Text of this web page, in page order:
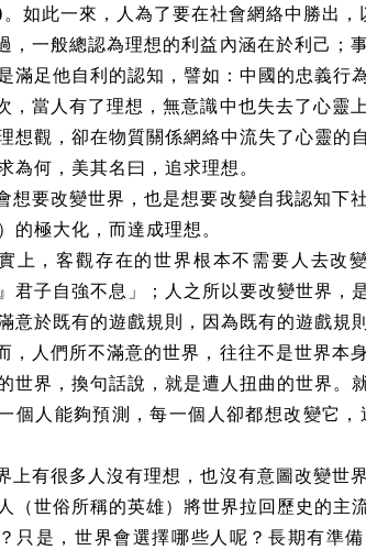
如此一來，人為了要在社會網絡中勝出
，一般總認為理想的利益內涵在於利己；
滿足他自利的認知，譬如：中國的忠義行
，當人有了理想，無意識中也失去了心靈
想觀，卻在物質關係網絡中流失了心靈的
為何，美其名曰，追求理想。
想要改變世界，也是想要改變自我認知下
的極大化，而達成理想。
上，客觀存在的世界根本不需要人去改
』君子自強不息」；人之所以要改變世界
意於既有的遊戲規則，因為既有的遊戲規
，人們所不滿意的世界，往往不是世界本
世界，換句話說，就是遭人扭曲的世界。
個人能夠預測，每一個人卻都想改變它
上有很多人沒有理想，也沒有意圖改變世
（世俗所稱的英雄）將世界拉回歷史的主
只是，世界會選擇哪些人呢？長期有準